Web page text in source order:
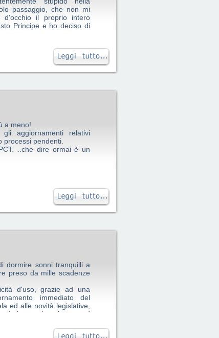
passaggio, che non mi
il proprio intero
Principe e ho deciso di
carico di adempimenti, e
fruibili ed intuitivamente
a meno!
aggiornamenti relativi
processi pendenti.
..che dire ormai è un
dormire sonni tranquilli a
preso da mille scadenze
d'uso, grazie ad una
immediato del
ed alle novità legislative,
le proprie esigenze ed